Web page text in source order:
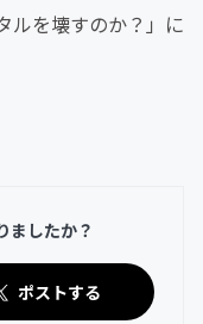
ルを壊すのか？」に
ましたか？
ポストする